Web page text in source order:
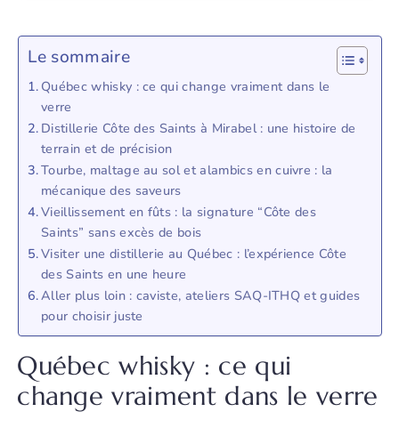
Le sommaire
Québec whisky : ce qui change vraiment dans le
verre
Distillerie Côte des Saints à Mirabel : une histoire de
terrain et de précision
Tourbe, maltage au sol et alambics en cuivre : la
mécanique des saveurs
Vieillissement en fûts : la signature “Côte des
Saints” sans excès de bois
Visiter une distillerie au Québec : l’expérience Côte
des Saints en une heure
Aller plus loin : caviste, ateliers SAQ-ITHQ et guides
pour choisir juste
Québec whisky : ce qui
change vraiment dans le verre